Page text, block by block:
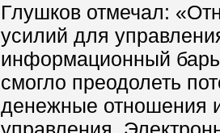
Глушков отмечал:
усилий для
информационный
смогло преодолеть
денежные отношения